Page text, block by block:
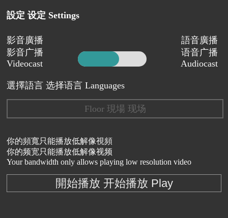
設定 设定 Settings
影音廣播
影音广播
Videocast
語音廣播
语音广播
Audiocast
選擇語言 选择语言 Languages
Floor 現場 现场
你的頻寬只能播放低解像視頻
你的频宽只能播放低解像视频
Your bandwidth only allows playing low resolution video
開始播放 开始播放 Play